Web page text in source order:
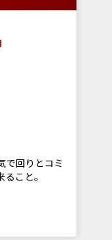
で回りとコミ
こと。